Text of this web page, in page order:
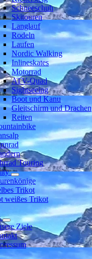
Schneeschuh
Skitouren
Langlauf
Rodeln
Laufen
Nordic Walking
Inlineskates
Motorrad
ATV-Quad
Sightseeing
Boot und Kanu
Gleitschirm und Drachen
Reiten
Touring
Trikot
weißes Trikot
Ziele